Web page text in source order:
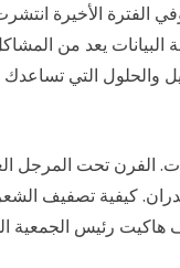
الفترة الأخيرة
يعد من
والحلول التي
تحت المرجل
كيفية تصفيف الشعر